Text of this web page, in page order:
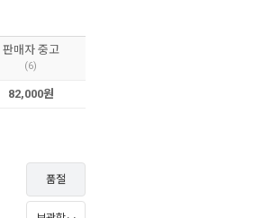
판매자 중고
(6)
82,000원
품절